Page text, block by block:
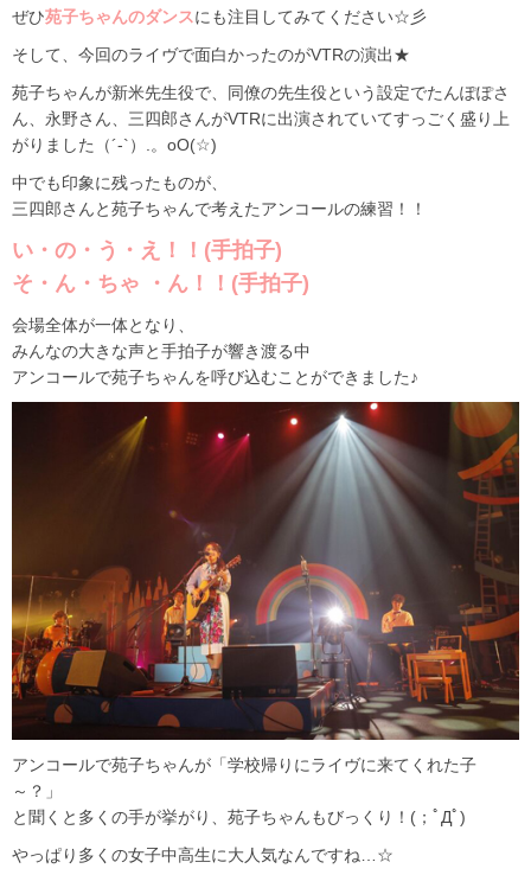
ぜひ苑子ちゃんのダンスにも注目してみてください☆彡
そして、今回のライヴで面白かったのがVTRの演出★
苑子ちゃんが新米先生役で、同僚の先生役という設定でたんぽぽさ
ん、永野さん、三四郎さんがVTRに出演されていてすっごく盛り上
がりました（´-`）.。oO(☆)
中でも印象に残ったものが、
三四郎さんと苑子ちゃんで考えたアンコールの練習！！
い・の・う・え！！(手拍子)
そ・ん・ちゃ ・ん！！(手拍子)
会場全体が一体となり、
みんなの大きな声と手拍子が響き渡る中
アンコールで苑子ちゃんを呼び込むことができました♪
アンコールで苑子ちゃんが「学校帰りにライヴに来てくれた子
～？」
と聞くと多くの手が挙がり、苑子ちゃんもびっくり！(；ﾟДﾟ)
やっぱり多くの女子中高生に大人気なんですね…☆